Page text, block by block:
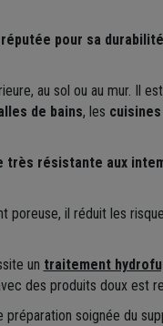
réputée pour sa
au sol ou au mur. Il
de bains, les cuisines
très résistante aux
poreuse, il réduit les
un traitement
des produits doux est
préparation soignée du